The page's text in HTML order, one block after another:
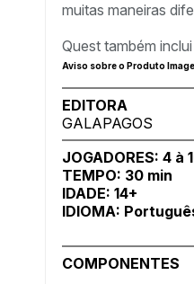
muitas maneiras
Quest também
Aviso sobre o Produto
EDITORA
GALAPAGOS
JOGADORES: 4 à
TEMPO: 30 min
IDADE: 14+
IDIOMA:
COMPONENTES